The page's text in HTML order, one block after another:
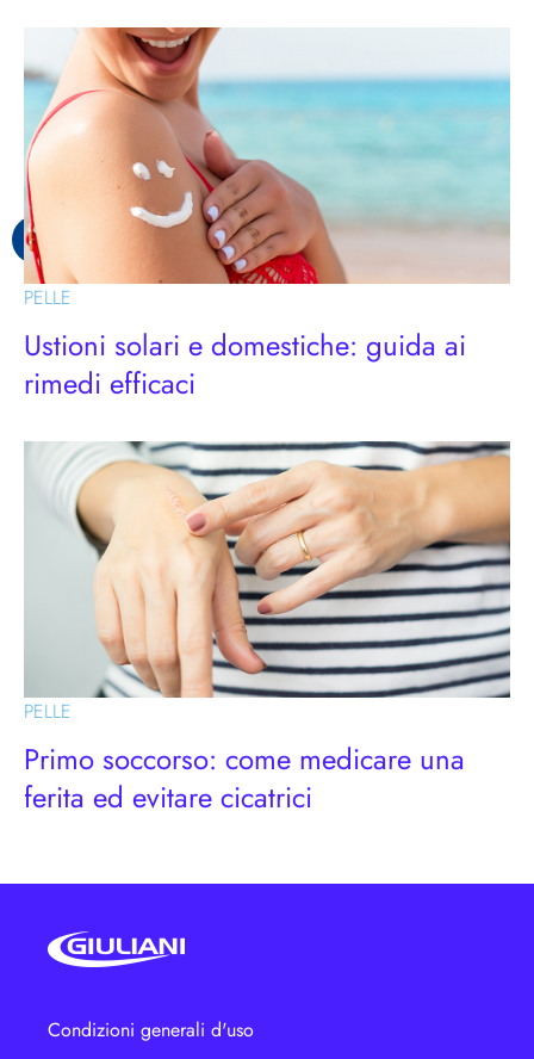
PELLE
Ustioni solari e domestiche: guida ai
rimedi efficaci
PELLE
Primo soccorso: come medicare una
ferita ed evitare cicatrici
Condizioni generali d'uso